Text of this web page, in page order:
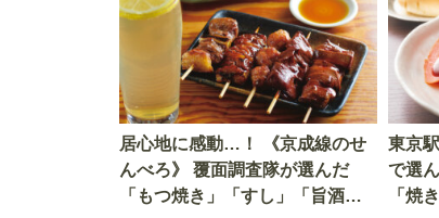
居心地に感動…！ 《京成線のせ
んべろ》 覆面調査隊が選んだ
「もつ焼き」「すし」「旨酒
東京
で選
「焼